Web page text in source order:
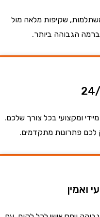
שקיפות מלאה מול
הגבוהה ביותר.
ומקצועי בכל צורך שלכם.
פתרונות מתקדמים.